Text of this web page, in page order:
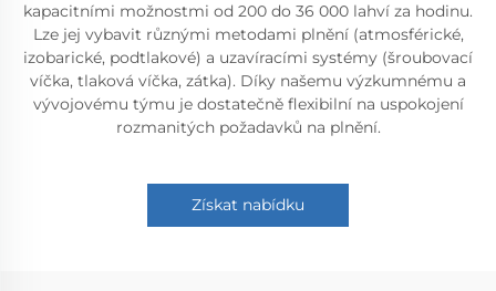
kapacitními možnostmi od 200 do 36 000 lahví za hodinu.
Lze jej vybavit různými metodami plnění (atmosférické,
izobarické, podtlakové) a uzavíracími systémy (šroubovací
víčka, tlaková víčka, zátka). Díky našemu výzkumnému a
vývojovému týmu je dostatečně flexibilní na uspokojení
rozmanitých požadavků na plnění.
Získat nabídku